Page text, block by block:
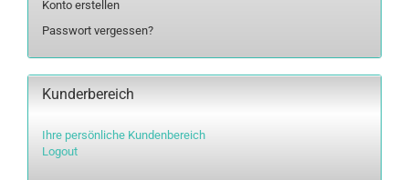
Konto erstellen
Passwort vergessen?
Kunderbereich
Ihre persönliche Kundenbereich
Logout